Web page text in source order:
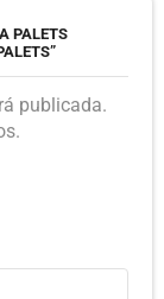
PALETS
publicada.